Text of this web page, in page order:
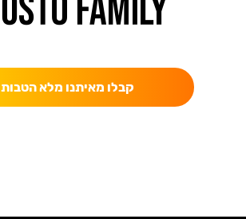
קבלו מאיתנו מלא הטבות